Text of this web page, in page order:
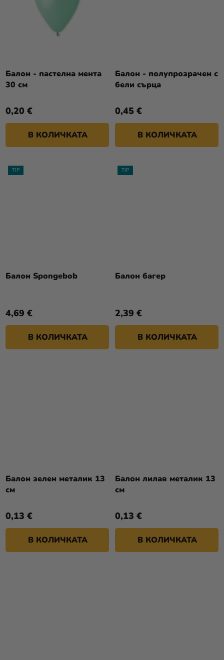
Балон - пастелна мента
30 см
0,20 €
В КОЛИЧКАТА
Балон - полупрозрачен с
бели сърца
0,45 €
В КОЛИЧКАТА
TIP
Балон Spongebob
4,69 €
В КОЛИЧКАТА
TIP
Балон багер
2,39 €
В КОЛИЧКАТА
Балон зелен металик 13
см
0,13 €
В КОЛИЧКАТА
Балон лилав металик 13
см
0,13 €
В КОЛИЧКАТА